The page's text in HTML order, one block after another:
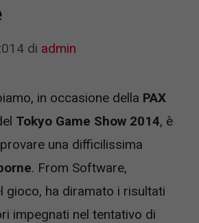
di admin
in occasione della PAX
Tokyo Game Show 2014, è
una difficilissima
. From Software,
gioco, ha diramato i risultati
impegnati nel tentativo di